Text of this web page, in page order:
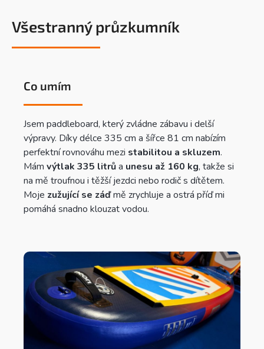
Všestranný průzkumník
Co umím
Jsem paddleboard, který zvládne zábavu i delší
výpravy. Díky délce 335 cm a šířce 81 cm nabízím
perfektní rovnováhu mezi stabilitou a skluzem.
Mám výtlak 335 litrůa unesu až 160 kg, takže si
na mě troufnou i těžší jezdci nebo rodič s dítětem.
Moje zužující se záďmě zrychluje a ostrá příď mi
pomáhá snadno klouzat vodou.